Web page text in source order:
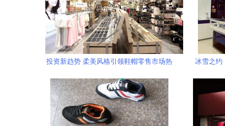
投资新趋势 柔美风格引领鞋帽零售市场热
冰雪之